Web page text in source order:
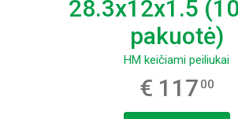
28.3x12x1.5
pakuotė)
HM keičiami peiliukai
€ 117 00